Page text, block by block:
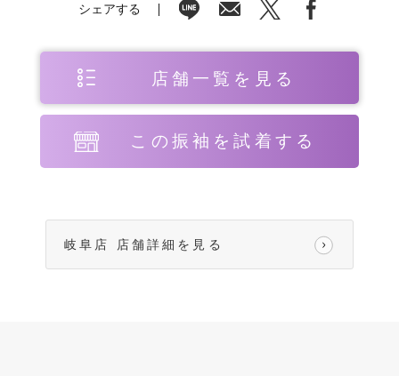
シェアする
店舗一覧を見る
この振袖を試着する
岐阜店 店舗詳細を見る